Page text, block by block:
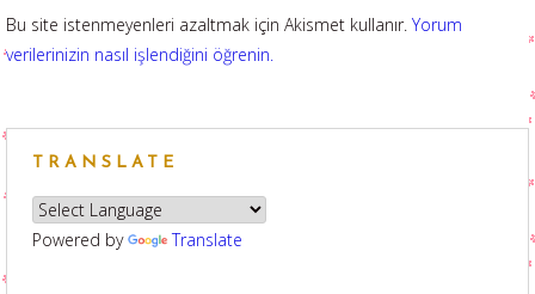
Bu site istenmeyenleri azaltmak için Akismet kullanır. Yorum
verilerinizin nasıl işlendiğini öğrenin.
TRANSLATE
Powered by Translate